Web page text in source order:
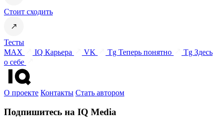
Стоит сходить
Тесты
MAX
IQ Карьера VK Tg Теперь понятно
Tg Здесь
о себе
О проекте Контакты Стать автором
Подпишитесь на IQ Media